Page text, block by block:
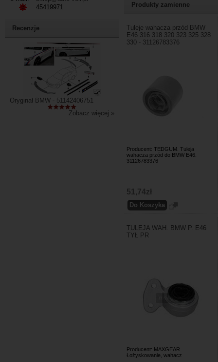
45419971
Recenzje
Oryginał BMW - 51142406751
Zobacz więcej »
Produkty zamienne
Tuleje wahacza przód BMW
E46 316 318 320 323 325 328
330 - 31126783376
Producent: TEDGUM. Tuleja
wahacza przód do BMW E46.
31126783376
51,74zł
TULEJA WAH. BMW P. E46
TYŁ PR
Producent: MAXGEAR.
Łożyskowanie, wahacz